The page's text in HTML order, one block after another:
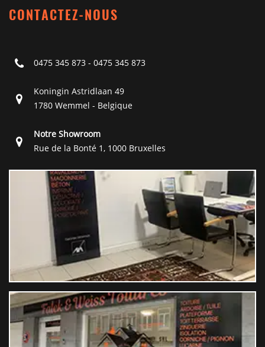
CONTACTEZ-NOUS
0475 345 873 - 0475 345 873
Koningin Astridlaan 49
1780 Wemmel - Belgique
Notre Showroom
Rue de la Bonté 1, 1000 Bruxelles